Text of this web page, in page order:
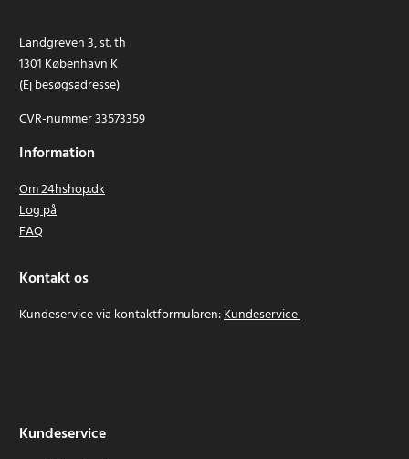
Landgreven 3, st. th
1301 København K
(Ej besøgsadresse)
CVR-nummer 33573359
Information
Om 24hshop.dk
Log på
FAQ
Kontakt os
Kundeservice via kontaktformularen:Kundeservice
Kundeservice